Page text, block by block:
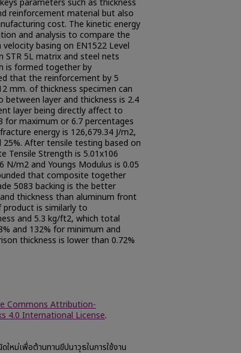
parameters such as thickness
reinforcement material but also
cost. The kinetic energy
and analysis to compare the
basing on EN1522 Level
STR 5L matrix and steel nets
is formed together by
that the reinforcement by 5
mm. of thickness specimen can
between layer and thickness is 2.4
layer being directly affect to
for maximum or 6.7 percentages
energy is 126,679.34 J/m2,
After tensile testing based on
Tensile Strength is 5.01x106
m2 and Youngs Modulus is 0.05
that composite together
5083 backing is the better
thickness than aluminum front
product is similarly to
and 5.3 kg/ft2, which total
and 132% for minimum and
thickness is lower than 0.72%
Commons Attribution-
4.0 International License.
ม่เพื่อต้านทานขีปนาวุธในการใช้งาน